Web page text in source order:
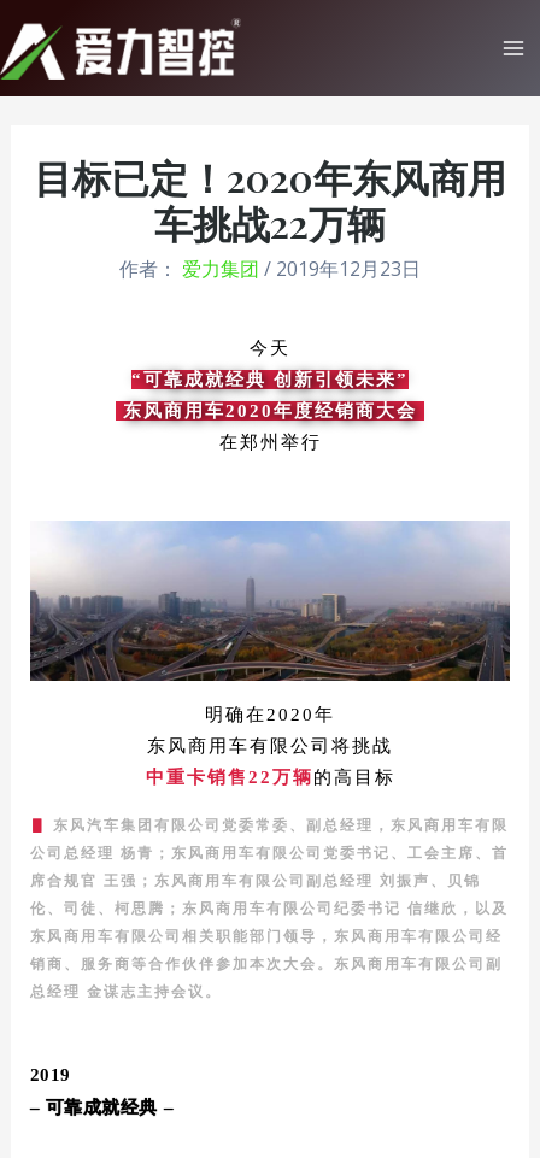
至
内
目标已定！2020年东风商用
车挑战22万辆
作者： 爱力集团 / 2019年12月23日
今天
“可靠成就经典 创新引领未来”
东风商用车2020年度经销商大会
在郑州举行
明确在2020年
东风商用车有限公司将挑战
中重卡销售22万辆的高目标
▋ 东风汽车集团有限公司党委常委、副总经理，东风商用车有限
公司总经理 杨青；东风商用车有限公司党委书记、工会主席、首
席合规官 王强；东风商用车有限公司副总经理 刘振声、贝锦
伦、司徒、柯思腾；东风商用车有限公司纪委书记 信继欣，以及
东风商用车有限公司相关职能部门领导，东风商用车有限公司经
销商、服务商等合作伙伴参加本次大会。东风商用车有限公司副
总经理 金谋志主持会议。
2019
– 可靠成就经典 –